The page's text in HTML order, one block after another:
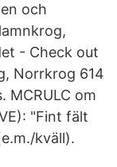
och
- Check out
Norrkrog 614
MCRULC om
"Fint fält
kväll).